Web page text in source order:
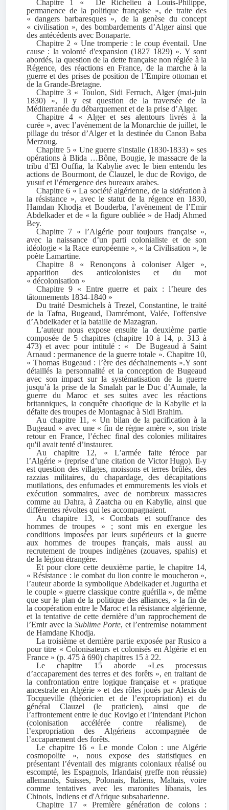
Chapitre 1 « De Richelieu à Louis-Philippe,
permanence de la politique française », de traite des
« dangers barbaresques », de la genèse du concept
« civilisation », des bombardements d’Alger ainsi que
des antécédents avec Bonaparte.
Chapitre 2 « Une tromperie : le coup éventail. Une
cause : la volonté d'expansion (1827 1829) ». Y sont
abordés, la question de la dette française non réglée à la
Régence, des réactions en France, de la marche à la
guerre et des prises de position de l’Empire ottoman et
de la Grande-Bretagne.
Chapitre 3 « Toulon, Sidi Ferruch, Alger (mai-juin
1830) », Il y est question de la traversée de la
Méditerranée du débarquement et de la prise d’Alger.
Chapitre 4 « Alger et ses alentours livrés à la
curée », avec l’avènement de la Monarchie de juillet, le
pillage du trésor d’Alger et la destinée du Canon Baba
Merzoug.
Chapitre 5 « Une guerre s'installe (1830-1833) » ses
opérations à Blida …Bône, Bougie, le massacre de la
tribu d’El Ouffia, la Kabylie avec le bien entendu les
actions de Bourmont, de Clauzel, le duc de Rovigo, de
yusuf et l’émergence des bureaux arabes.
Chapitre 6 « La société algérienne, de la sidération à
la résistance », avec le statut de la régence en 1830,
Hamdan Khodja et Bouderba, l’avènement de l’Emir
Abdelkader et de « la figure oubliée » de Hadj Ahmed
Bey.
Chapitre 7 « l’Algérie pour toujours française »,
avec la naissance d’un parti colonialiste et de son
idéologie « la Race européenne », « la Civilisation », le
poète Lamartine.
Chapitre 8 « Renonçons à coloniser Alger »,
apparition des anticolonistes et du mot
« décolonisation »
Chapitre 9 « Entre guerre et paix : l’heure des
tâtonnements 1834-1840 »
Du traité Desmichels à Trezel, Constantine, le traité
de la Tafna, Bugeaud, Damrémont, Valée, l'offensive
d’Abdelkader et la bataille de Mazagran.
L’auteur nous expose ensuite la deuxième partie
composée de 5 chapitres (chapitre 10 à 14, p. 313 à
473) et avec pour intitulé : « De Bugeaud à Saint
Arnaud : permanence de la guerre totale ». Chapitre 10,
« Thomas Bugeaud : l’ère des déchainements ».Y sont
détaillés la personnalité et la conception de Bugeaud
avec son impact sur la systématisation de la guerre
jusqu’à la prise de la Smalah par le Duc d’Aumale, la
guerre du Maroc et ses suites avec les réactions
britanniques, la conquête chaotique de la Kabylie et la
défaite des troupes de Montagnac à Sidi Brahim.
Au chapitre 11, « Un bilan de la pacification à la
Bugeaud » avec une « fin de règne amère », son triste
retour en France, l’échec final des colonies militaires
qu'il avait tenté d’instaurer.
Au chapitre 12, « L’armée faite féroce par
l’Algérie » (reprise d’une citation de Victor Hugo). Il-y
est question des villages, moissons et terres brûlés, des
razzias militaires, du chapardage, des décapitations
mutilations, des enfumades et emmurements les viols et
exécution sommaires, avec de nombreux massacres
comme au Dahra, à Zaatcha ou en Kabylie, ainsi que
différentes révoltes qui les accompagnaient.
Au chapitre 13, « Combats et souffrance des
hommes de troupes » ; sont mis en exergue les
conditions imposées par leurs supérieurs et la guerre
aux hommes de troupes français, mais aussi au
recrutement de troupes indigènes (zouaves, spahis) et
de la légion étrangère.
Et pour clore cette deuxième partie, le chapitre 14,
« Résistance : le combat du lion contre le moucheron »,
l’auteur aborde la symbolique Abdelkader et Jugurtha et
le couple « guerre classique contre guérilla », de même
que sur le plan de la politique des alliances, « la fin de
la coopération entre le Maroc et la résistance algérienne,
et la tentative de cette dernière d’un rapprochement de
l’Emir avec la Sublime Porte, et l’entremise notamment
de Hamdane Khodja.
La troisième et dernière partie exposée par Rusico a
pour titre « Colonisateurs et colonisés en Algérie et en
France » (p. 475 à 690) chapitres 15 à 22.
Le chapitre 15 aborde «Les processus
d’accaparement des terres et des forêts », en traitant de
la confrontation entre logique française et « pratique
ancestrale en Algérie » et des rôles joués par Alexis de
Tocqueville (théoricien et de l’expropriation) et du
général Clauzel (le praticien), ainsi que de
l’affrontement entre le duc Rovigo et l’intendant Pichon
(colonisation accélérée contre réalisme), de
l’expropriation des Algériens accompagnée de
l’accaparement des forêts.
Le chapitre 16 « Le monde Colon : une Algérie
cosmopolite », nous expose des statistiques en
présentant l’éventail des migrants coloniaux réalisé ou
escompté, les Espagnols, Irlandais( greffe non réussie)
allemands, Suisses, Polonais, Italiens, Maltais, voire
comme tentatives avec les maronites libanais, les
Chinois, Indiens et d'Afrique subsaharienne.
Chapitre 17 « Première génération de colons :